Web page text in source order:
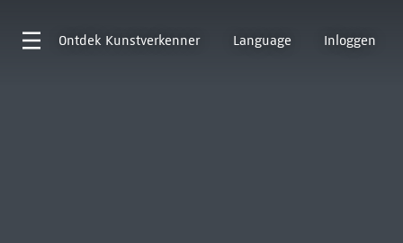
Ontdek Kunstverkenner Language Inloggen